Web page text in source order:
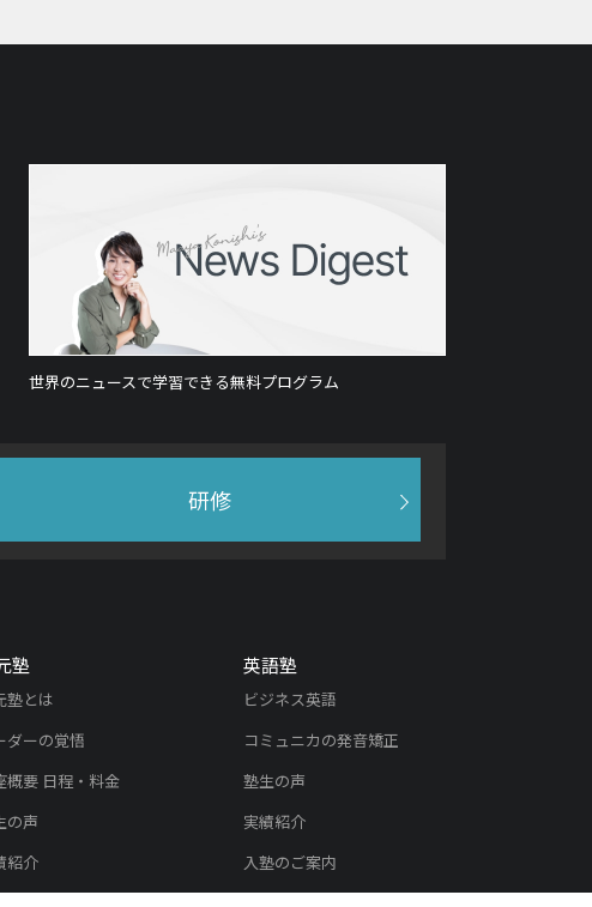
世界のニュースで学習できる無料プログラム
研修
塾
塾とは
ダーの覚悟
概要 日程・料金
の声
紹介
英語塾
ビジネス英語
コミュニカの発音矯正
塾生の声
実績紹介
入塾のご案内